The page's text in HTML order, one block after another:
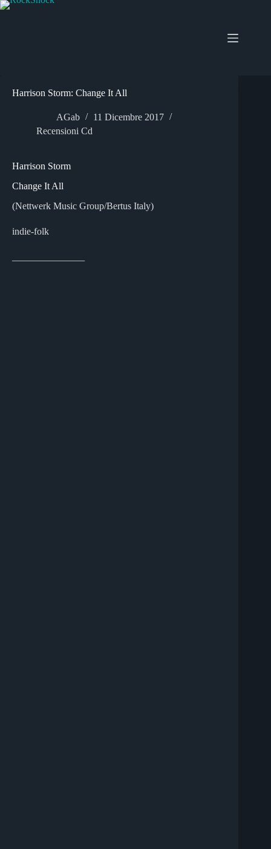
Salta
Harrison Storm: Change It All
AGab
11 Dicembre 2017
Recensioni Cd
Harrison Storm
Change It All
(Nettwerk Music Group/Bertus Italy)
indie-folk